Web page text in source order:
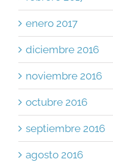
enero 2017
diciembre 2016
noviembre 2016
octubre 2016
septiembre 2016
agosto 2016